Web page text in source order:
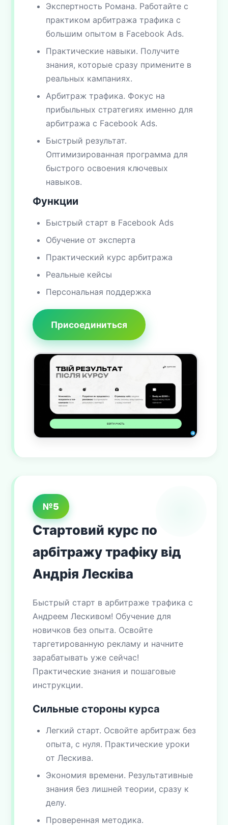
Экспертность Романа. Работайте с
практиком арбитража трафика с
большим опытом в Facebook Ads.
Практические навыки. Получите
знания, которые сразу примените в
реальных кампаниях.
Арбитраж трафика. Фокус на
прибыльных стратегиях именно для
арбитража с Facebook Ads.
Быстрый результат.
Оптимизированная программа для
быстрого освоения ключевых
навыков.
Функции
Быстрый старт в Facebook Ads
Обучение от эксперта
Практический курс арбитража
Реальные кейсы
Персональная поддержка
Присоединиться
№5
Стартовий курс по
арбітражу трафіку від
Андрія Лесківа
Быстрый старт в арбитраже трафика с
Андреем Лескивом! Обучение для
новичков без опыта. Освойте
таргетированную рекламу и начните
зарабатывать уже сейчас!
Практические знания и пошаговые
инструкции.
Сильные стороны курса
Легкий старт. Освойте арбитраж без
опыта, с нуля. Практические уроки
от Лескива.
Экономия времени. Результативные
знания без лишней теории, сразу к
делу.
Проверенная методика.